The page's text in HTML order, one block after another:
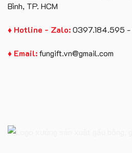
Bình, TP. HCM
♦ Hotline - Zalo:0397.184.595
♦ Email:fungift.vn@gmail.com